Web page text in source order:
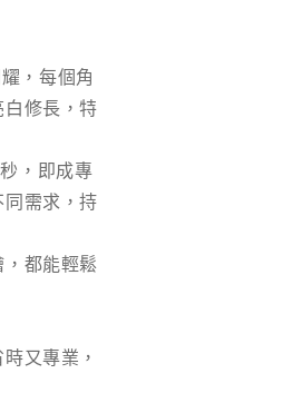
，每個角
修長，特
，即成專
需求，持
都能輕鬆
又專業，